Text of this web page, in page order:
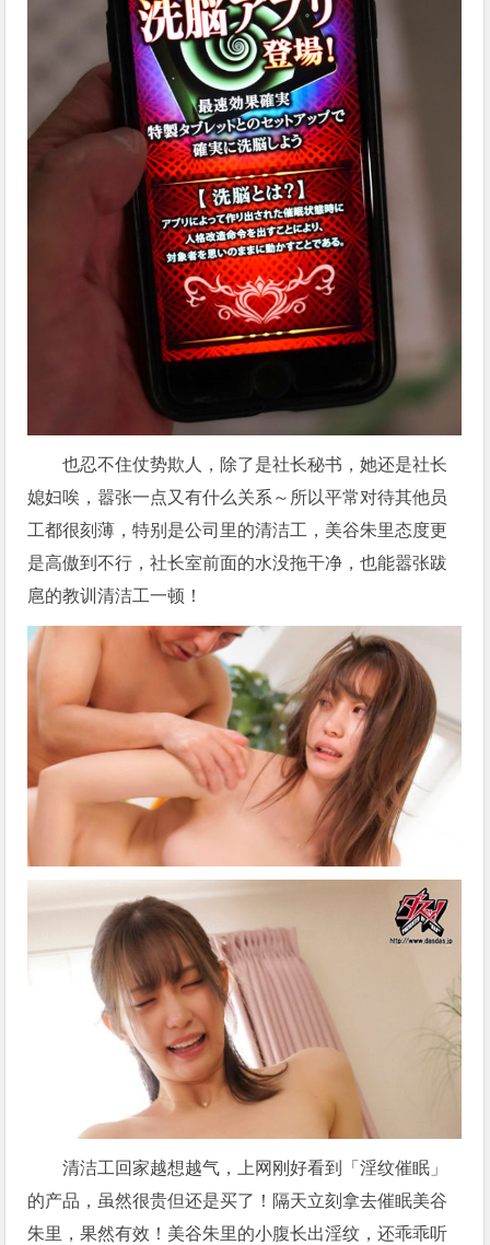
也忍不住仗势欺人，除了是社长秘书，她还是社长
媳妇唉，嚣张一点又有什么关系～所以平常对待其他员
工都很刻薄，特别是公司里的清洁工，美谷朱里态度更
是高傲到不行，社长室前面的水没拖干净，也能嚣张跋
扈的教训清洁工一顿！
清洁工回家越想越气，上网刚好看到「淫纹催眠」
的产品，虽然很贵但还是买了！隔天立刻拿去催眠美谷
朱里，果然有效！美谷朱里的小腹长出淫纹，还乖乖听